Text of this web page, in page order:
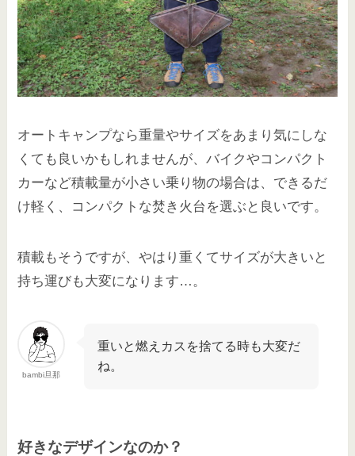
オートキャンプなら重量やサイズをあまり気にしな
くても良いかもしれませんが、バイクやコンパクト
カーなど積載量が小さい乗り物の場合は、できるだ
け軽く、コンパクトな焚き火台を選ぶと良いです。
積載もそうですが、やはり重くてサイズが大きいと
持ち運びも大変になります…。
bambi旦那
重いと燃えカスを捨てる時も大変だ
ね。
好きなデザインなのか？